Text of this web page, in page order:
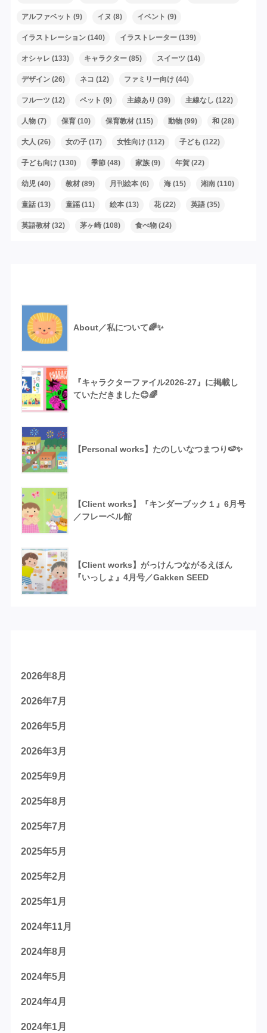
アルファベット (9) イヌ (8) イベント (9)
イラストレーション(140) イラストレーター(139)
オシャレ (133) キャラクター(85) スイーツ (14)
デザイン(26) ネコ (12) ファミリー向け(44)
フルーツ (12) ペット (9) 主線あり (39) 主線なし (122)
人物(7) 保育(10) 保育教材(115) 動物(99) 和 (28)
大人 (26) 女の子(17) 女性向け(112) 子ども (122)
子ども向け(130) 季節(48) 家族(9) 年賀(22)
幼児(40) 教材(89) 月刊絵本(6) 海(15) 湘南(110)
童話(13) 童謡(11) 絵本(13) 花(22) 英語(35)
英語教材(32) 茅ヶ崎(108) 食べ物(24)
About／私について🌈✨
『キャラクターファイル2026-27』に掲載し
ていただきました😊🌈
【Personal works】たのしいなつまつり🍉✨
【Client works】『キンダーブック１』6月号
／フレーベル館
【Client works】がっけんつながるえほん
『いっしょ』4月号／Gakken SEED
2026年8月
2026年7月
2026年5月
2026年3月
2025年9月
2025年8月
2025年7月
2025年5月
2025年2月
2025年1月
2024年11月
2024年8月
2024年5月
2024年4月
2024年1月